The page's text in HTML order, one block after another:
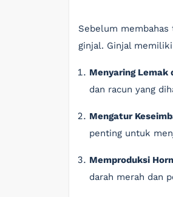
Sebelum
ginjal. Ginjal
Menyaring Lemak
dan racun yang
Mengatur
penting untuk
Memproduksi
darah merah dan